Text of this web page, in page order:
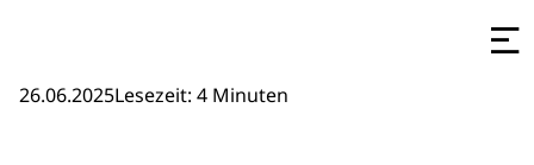
26.06.2025Lesezeit: 4 Minuten